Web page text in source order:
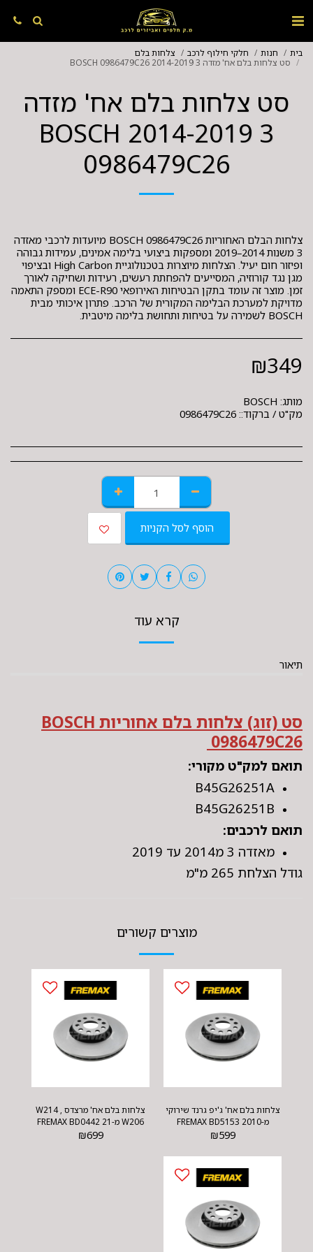
בית חנות חלקי חילוף לרכב
צלחות בלם
סט צלחות בלם אח' מזדה 3 2014-2019 BOSCH 0986479C26
סט צלחות בלם אח' מזדה
3 2014-2019 BOSCH
0986479C26
צלחות הבלם האחוריות BOSCH 0986479C26 מיועדות לרכבי מאזדה
3 משנות 2014–2019 ומספקות ביצועי בלימה אמינים, עמידות גבוהה
ופיזור חום יעיל. הצלחות מיוצרות בטכנולוגיית High Carbon ובציפוי
מגן נגד קורוזיה, המסייעים להפחתת רעשים, רעידות ושחיקה לאורך
זמן. מוצר זה עומד בתקן הבטיחות האירופאי ECE-R90 ומספק התאמה
מדויקת למערכת הבלימה המקורית של הרכב. פתרון איכותי מבית
BOSCH לשמירה על בטיחות ותחושת בלימה מיטבית.
₪349
מותג: BOSCH
מק"ט / ברקוד:: 0986479C26
הוסף לסל הקניות
קרא עוד
תיאור
סט (זוג) צלחות בלם אחוריות BOSCH
0986479C26
תואם למק"ט מקורי:
B45G26251A
B45G26251B
תואם לרכבים:
מאזדה 3 מ2014 עד 2019
גודל הצלחת 265 מ"מ
מוצרים קשורים
צלחות בלם אח' ג'יפ גרנד שירוקי
מ-2010 FREMAX BD5153
₪599
צלחות בלם אח' מרצדס W214 ,
W206 מ-21 FREMAX BD0442
₪699